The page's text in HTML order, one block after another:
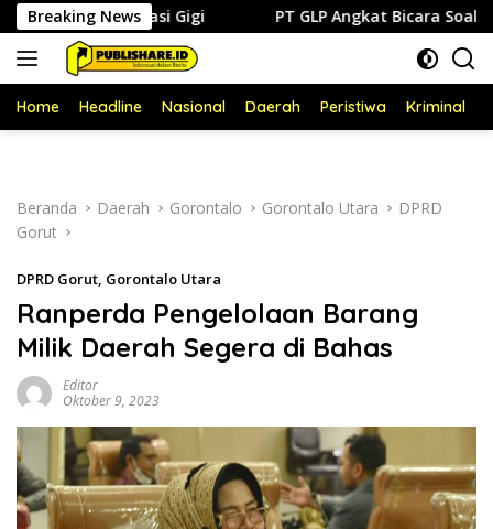
Langsung
ke
konten
Breaking News
Gigi PT GLP Angkat Bicara Soal Polemik
Home Headline Nasional Daerah Peristiwa Kriminal
Beranda Daerah Gorontalo Gorontalo Utara
DPRD
Gorut
DPRD Gorut, Gorontalo Utara
Ranperda Pengelolaan Barang
Milik Daerah Segera di Bahas
Editor
Oktober 9, 2023